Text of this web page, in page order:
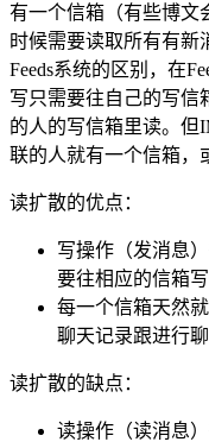
有一个信箱（有些博文
时候需要读取所有有新
Feeds系统的区别，在
写只需要往自己的写信
的人的写信箱里读。但
联的人就有一个信箱，
读扩散的优点：
写操作（发消息
要往相应的信箱
每一个信箱天然
聊天记录跟进行
读扩散的缺点：
读操作（读消息